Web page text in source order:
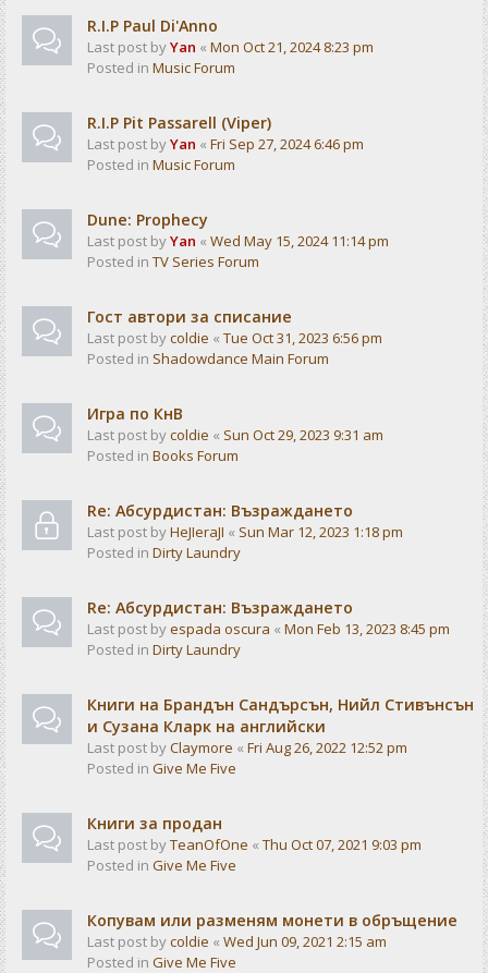
R.I.P Paul Di'Anno
Last post byYan « Mon Oct 21, 2024 8:23 pm
Posted in Music Forum
R.I.P Pit Passarell (Viper)
Last post byYan « Fri Sep 27, 2024 6:46 pm
Posted in Music Forum
Dune: Prophecy
Last post byYan « Wed May 15, 2024 11:14 pm
Posted in TV Series Forum
Гост автори за списание
Last post bycoldie « Tue Oct 31, 2023 6:56 pm
Posted in Shadowdance Main Forum
Игра по КнВ
Last post bycoldie « Sun Oct 29, 2023 9:31 am
Posted in Books Forum
Re: Абсурдистан: Възраждането
Last post byHeJIeraJI « Sun Mar 12, 2023 1:18 pm
Posted in Dirty Laundry
Re: Абсурдистан: Възраждането
Last post byespada oscura « Mon Feb 13, 2023 8:45 pm
Posted in Dirty Laundry
Книги на Брандън Сандърсън, Нийл Стивънсън
и Сузана Кларк на английски
Last post byClaymore « Fri Aug 26, 2022 12:52 pm
Posted in Give Me Five
Книги за продан
Last post byTeanOfOne « Thu Oct 07, 2021 9:03 pm
Posted in Give Me Five
Копувам или разменям монети в обръщение
Last post bycoldie « Wed Jun 09, 2021 2:15 am
Posted in Give Me Five